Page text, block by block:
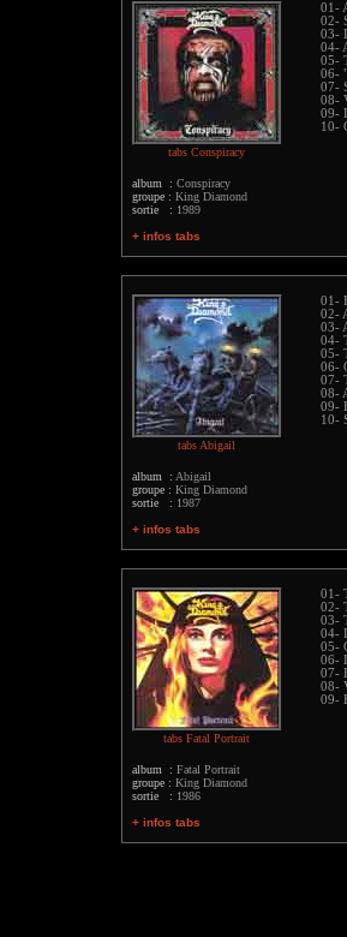
tabs Conspiracy
album : Conspiracy
groupe : King Diamond
sortie : 1989
+ infos tabs
01-
02-
03-
04-
05-
06-
07-
08-
09-
10-
tabs Abigail
album : Abigail
groupe : King Diamond
sortie : 1987
+ infos tabs
01-
02-
03-
04-
05-
06-
07-
08-
09-
10-
tabs Fatal Portrait
album : Fatal Portrait
groupe : King Diamond
sortie : 1986
+ infos tabs
01-
02-
03-
04-
05-
06-
07-
08-
09-